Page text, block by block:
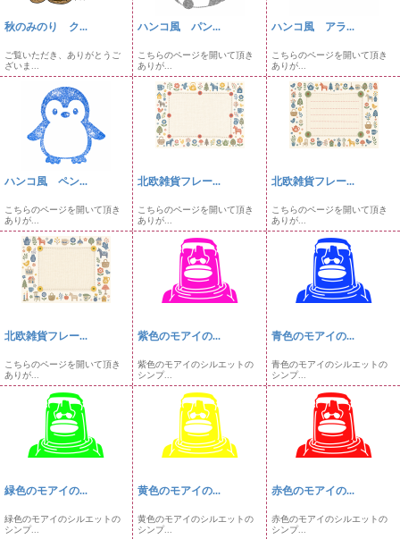
秋のみのり ク...
ご覧いただき、ありがとうご
ざいま...
ハンコ風 パン...
こちらのページを開いて頂き
ありが...
ハンコ風 アラ...
こちらのページを開いて頂き
ありが...
ハンコ風 ペン...
こちらのページを開いて頂き
ありが...
北欧雑貨フレー...
こちらのページを開いて頂き
ありが...
北欧雑貨フレー...
こちらのページを開いて頂き
ありが...
北欧雑貨フレー...
こちらのページを開いて頂き
ありが...
紫色のモアイの...
紫色のモアイのシルエットの
シンプ...
青色のモアイの...
青色のモアイのシルエットの
シンプ...
緑色のモアイの...
緑色のモアイのシルエットの
シンプ...
黄色のモアイの...
黄色のモアイのシルエットの
シンプ...
赤色のモアイの...
赤色のモアイのシルエットの
シンプ...